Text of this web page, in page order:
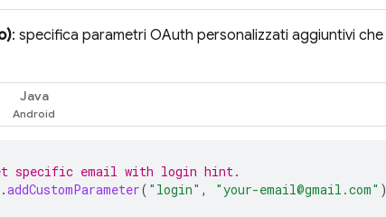
: specifica parametri OAuth personalizzati aggiuntivi
Java
specific email with login hint.
.addCustomParameter( "login" , "your-email@gmail.com" )